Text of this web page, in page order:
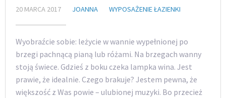
20 MARCA 2017 JOANNA WYPOSAŻENIE ŁAZIENKI
Wyobraźcie sobie: leżycie w wannie wypełnionej po
brzegi pachnącą pianą lub różami. Na brzegach wanny
stoją świece. Gdzieś z boku czeka lampka wina. Jest
prawie, że idealnie. Czego brakuje? Jestem pewna, że
większość z Was powie – ulubionej muzyki. Bo przecież